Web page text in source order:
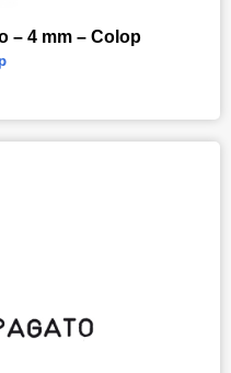
– 4 mm – Colop